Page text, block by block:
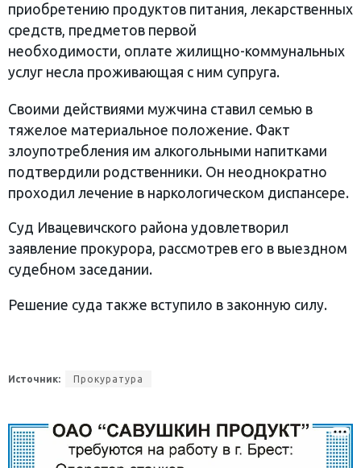
приобретению продуктов питания, лекарственных
средств, предметов первой
необходимости, оплате жилищно-коммунальных
услуг несла проживающая с ним супруга.
Своими действиями мужчина ставил семью в
тяжелое материальное положение. Факт
злоупотребления им алкогольными напитками
подтвердили родственники. Он неоднократно
проходил лечение в наркологическом диспансере.
Суд Ивацевичского района удовлетворил
заявление прокурора, рассмотрев его в выездном
судебном заседании.
Решение суда также вступило в законную силу.
Источник: Прокуратура